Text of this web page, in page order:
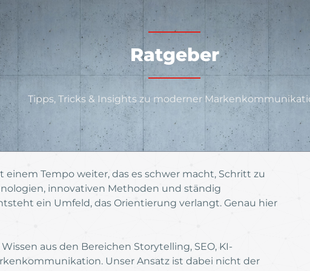
Ratgeber
Tipps, Tricks & Insights zu moderner
Tempo weiter, das es schwer macht, Schritt zu
innovativen Methoden und ständig
ein Umfeld, das Orientierung verlangt. Genau hier
aus den Bereichen Storytelling, SEO, KI-
Unser Ansatz ist dabei nicht der